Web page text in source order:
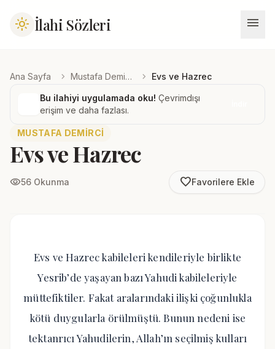
light_mode İlahi Sözleri menu
Ana Sayfa chevron_right Mustafa Demirci chevron_right Evs ve Hazrec
Bu ilahiyi uygulamada oku! Çevrimdışı
erişim ve daha fazlası.
MUSTAFA DEMIRCI
Evs ve Hazrec
visibility56 Okunma favorite_borderFavorilere Ekle
Evs ve Hazrec kabileleri kendileriyle birlikte
Yesrib’de yaşayan bazı Yahudi kabileleriyle
müttefiktiler. Fakat aralarındaki ilişki çoğunlukla
kötü duygularla örülmüştü. Bunun nedeni ise
tektanrıcı Yahudilerin, Allah’ın seçilmiş kulları